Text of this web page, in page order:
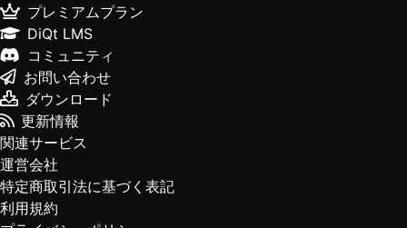
プレミアムプラン
DiQt LMS
コミュニティ
お問い合わせ
ダウンロード
更新情報
関連サービス
運営会社
特定商取引法に基づく表記
利用規約